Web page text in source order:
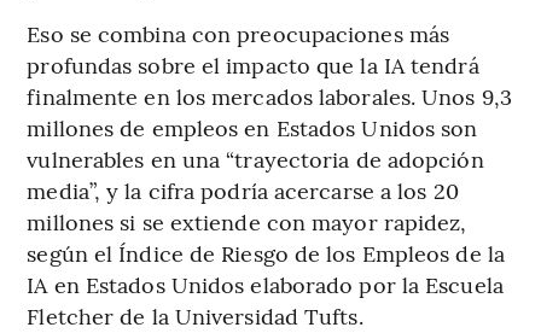
Eso se combina con preocupaciones más
profundas sobre el impacto que la IA tendrá
finalmente en los mercados laborales. Unos 9,3
millones de empleos en Estados Unidos son
vulnerables en una “trayectoria de adopción
media”, y la cifra podría acercarse a los 20
millones si se extiende con mayor rapidez,
según el Índice de Riesgo de los Empleos de la
IA en Estados Unidos elaborado por la Escuela
Fletcher de la Universidad Tufts.